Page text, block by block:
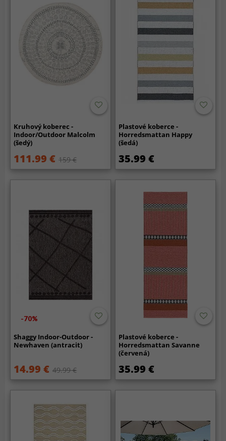
Kruhový koberec -
Indoor/Outdoor Malcolm
(šedý)
111.99 € 159 €
Plastové koberce -
Horredsmattan Happy
(šedá)
35.99 €
-70%
Shaggy Indoor-Outdoor -
Newhaven (antracit)
14.99 € 49.99 €
Plastové koberce -
Horredsmattan Savanne
(červená)
35.99 €